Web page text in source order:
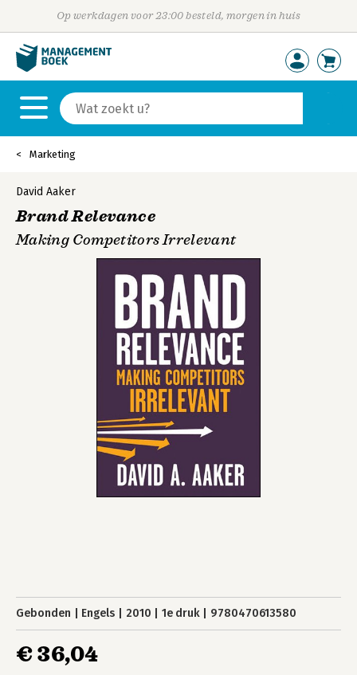
Op werkdagen voor 23:00 besteld, morgen in huis
Marketing
David Aaker
Brand Relevance
Making Competitors Irrelevant
Gebonden Engels 2010 1e druk 9780470613580
€ 36,04